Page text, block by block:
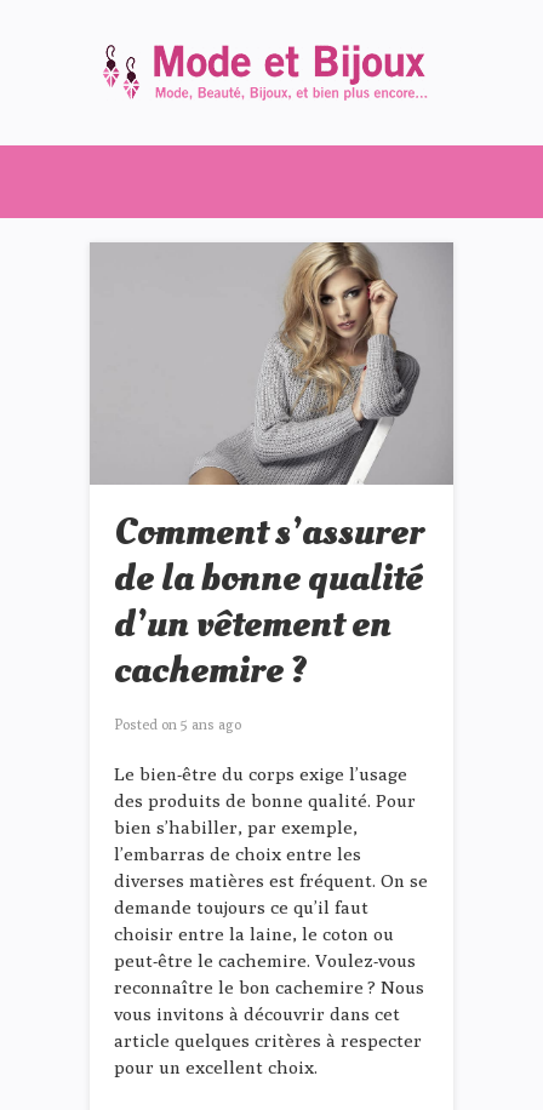
Comment s’assurer
de la bonne qualité
d’un vêtement en
cachemire ?
Posted on 5 ans ago
Le bien-être du corps exige l’usage
des produits de bonne qualité. Pour
bien s’habiller, par exemple,
l’embarras de choix entre les
diverses matières est fréquent. On se
demande toujours ce qu’il faut
choisir entre la laine, le coton ou
peut-être le cachemire. Voulez-vous
reconnaître le bon cachemire ? Nous
vous invitons à découvrir dans cet
article quelques critères à respecter
pour un excellent choix.